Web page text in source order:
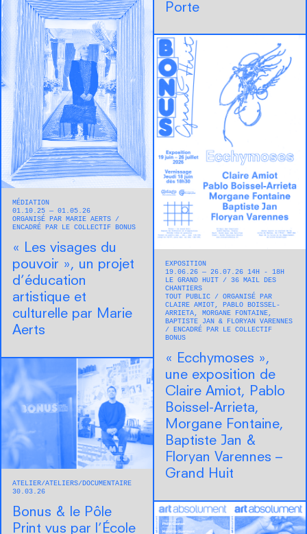
Porte
MÉDIATION
01.10.25 — 01.05.26
ORGANISÉ PAR MARIE AERTS
ENCADRÉ PAR LE COLLECTIF BONUS
« Les visages du
pouvoir », un projet
d’éducation
artistique et
culturelle par Marie
Aerts
EXPOSITION
19.06.26 — 26.07.26 14H - 18H
LE GRAND HUIT
36 MAIL DES
CHANTIERS
TOUT PUBLIC
ORGANISÉ PAR
CLAIRE AMIOT, PABLO BOISSEL-
ARRIETA, MORGANE FONTAINE,
BAPTISTE JAN & FLORYAN VARENNES
ENCADRÉ PAR LE COLLECTIF
BONUS
« Ecchymoses »,
une exposition de
Claire Amiot, Pablo
Boissel-Arrieta,
Morgane Fontaine,
Baptiste Jan &
Floryan Varennes –
Grand Huit
ATELIER ATELIERS
DOCUMENTAIRE
30.03.26
Bonus & le Pôle
Print vus par l’École